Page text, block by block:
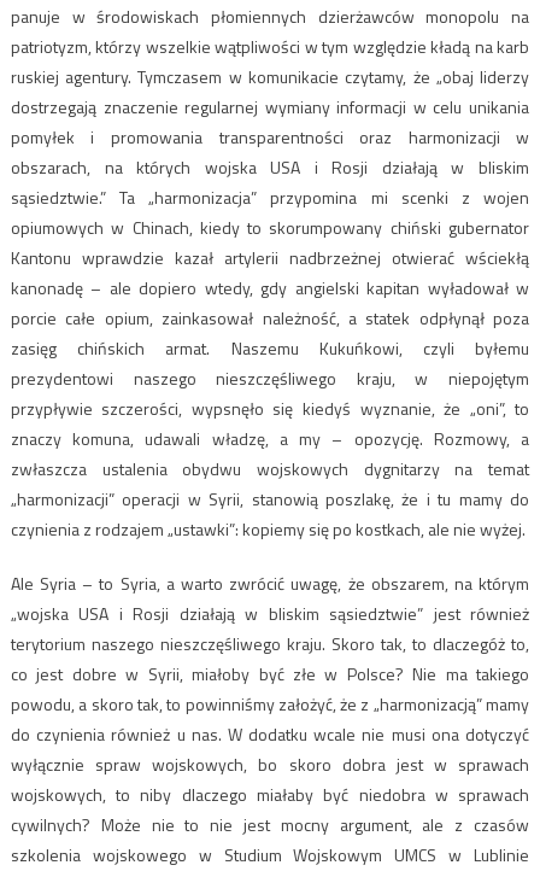
panuje w środowiskach płomiennych dzierżawców monopolu na
patriotyzm, którzy wszelkie wątpliwości w tym względzie kładą na karb
ruskiej agentury. Tymczasem w komunikacie czytamy, że „obaj liderzy
dostrzegają znaczenie regularnej wymiany informacji w celu unikania
pomyłek i promowania transparentności oraz harmonizacji w
obszarach, na których wojska USA i Rosji działają w bliskim
sąsiedztwie.” Ta „harmonizacja” przypomina mi scenki z wojen
opiumowych w Chinach, kiedy to skorumpowany chiński gubernator
Kantonu wprawdzie kazał artylerii nadbrzeżnej otwierać wściekłą
kanonadę – ale dopiero wtedy, gdy angielski kapitan wyładował w
porcie całe opium, zainkasował należność, a statek odpłynął poza
zasięg chińskich armat. Naszemu Kukuńkowi, czyli byłemu
prezydentowi naszego nieszczęśliwego kraju, w niepojętym
przypływie szczerości, wypsnęło się kiedyś wyznanie, że „oni”, to
znaczy komuna, udawali władzę, a my – opozycję. Rozmowy, a
zwłaszcza ustalenia obydwu wojskowych dygnitarzy na temat
„harmonizacji” operacji w Syrii, stanowią poszlakę, że i tu mamy do
czynienia z rodzajem „ustawki”: kopiemy się po kostkach, ale nie wyżej.
Ale Syria – to Syria, a warto zwrócić uwagę, że obszarem, na którym
„wojska USA i Rosji działają w bliskim sąsiedztwie” jest również
terytorium naszego nieszczęśliwego kraju. Skoro tak, to dlaczegóż to,
co jest dobre w Syrii, miałoby być złe w Polsce? Nie ma takiego
powodu, a skoro tak, to powinniśmy założyć, że z „harmonizacją” mamy
do czynienia również u nas. W dodatku wcale nie musi ona dotyczyć
wyłącznie spraw wojskowych, bo skoro dobra jest w sprawach
wojskowych, to niby dlaczego miałaby być niedobra w sprawach
cywilnych? Może nie to nie jest mocny argument, ale z czasów
szkolenia wojskowego w Studium Wojskowym UMCS w Lublinie